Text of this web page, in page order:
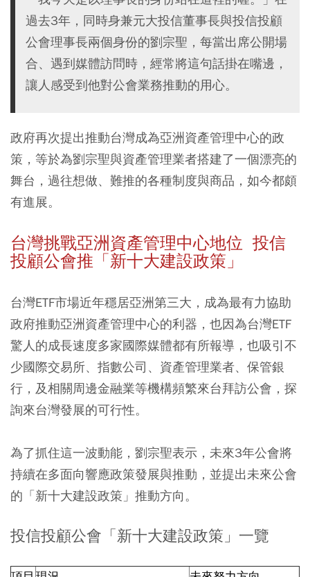
過去3年，同時身兼元大投信董事長與投信投顧
公會理事長兩個身份的劉宗聖，每當出席公開場
合、遇到媒體訪問時，經常將這句話掛在嘴邊，
讓人感受到他對公會業務推動的用心。
政府再次提出推動台灣成為亞洲資產管理中心的政
策，等於為劉宗聖與資產管理業者搭建了一個漂亮的
舞台，過往想做、難推的各種制度與商品，如今都頗
有進展。
台灣挑戰亞洲資產管理中心地位 投信
投顧公會推「新十大建設政策」
台灣ETF市場近年穩居亞洲第三大，成為最有力協助
政府推動亞洲資產管理中心的利器，也因為台灣ETF
驚人的成長速度多家國際媒體都有所報導，也吸引不
少國際交易所、指數公司、資產管理業者、保管銀
行，及相關周邊金融業等機構頻繁來台拜訪公會，探
詢來台灣發展的可行性。
為了抓住這一波動能，劉宗聖表示，未來3年公會將
持續在多面向響應政策發展與推動，並提出未來公會
的「新十大建設政策」推動方向。
投信投顧公會「新十大建設政策」一覽